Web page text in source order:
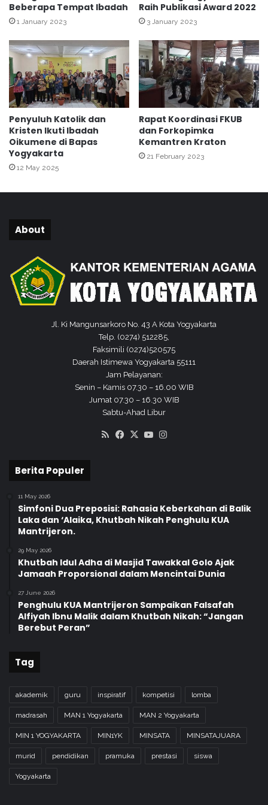
2
4
g
G
S
A
Beberapa Tempat Ibadah
1 January 2023
Raih Publikasi Award 2022
3 January 2023
Penyuluh Katolik dan
Kristen Ikuti Ibadah
Oikumene di Bapas
Yogyakarta
12 May 2025
Rapat Koordinasi FKUB
dan Forkopimka
Kemantren Kraton
21 February 2023
About
Jl. Ki Mangunsarkoro No. 43 A Kota Yogyakarta
Telp. (0274) 512285,
Faksimili (0274)520575
Daerah Istimewa Yogyakarta 55111
Jam Pelayanan:
Senin – Kamis 07.30 – 16.00 WIB
Jumat 07.30 – 16.30 WIB
Sabtu-Ahad Libur
RSS Facebook
X YouTube
Berita Populer
11 May 2026
Simfoni Dua Preposisi: Rahasia Keberkahan di Balik
Laka dan ‘Alaika, Khutbah Nikah Penghulu KUA
Mantrijeron.
29 May 2026
Khutbah Idul Adha di Masjid Tawakkal Golo Ajak
Jamaah Proporsional dalam Mencintai Dunia
27 June 2026
Penghulu KUA Mantrijeron Sampaikan Falsafah
Alfiyah Ibnu Malik dalam Khutbah Nikah: “Jangan
Berebut Peran”
Tag
akademik guru inspiratif kompetisi lomba
madrasah MAN 1 Yogyakarta MAN 2 Yogyakarta
MIN 1 YOGYAKARTA MIN1YK MINSATA MINSATAJUARA
murid pendidikan pramuka prestasi siswa
Yogyakarta